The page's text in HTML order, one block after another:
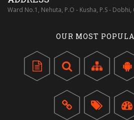
Ward No.1, Nehuta, P.O - Kusha, P.S -
OUR MOST